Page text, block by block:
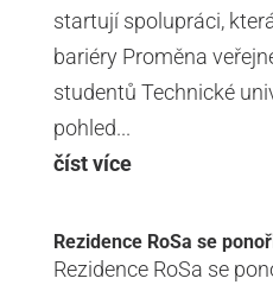
startují spolupráci,
bariéry Proměna
studentů Technické
pohled...
číst více
Rezidence RoSa se
Rezidence RoSa se